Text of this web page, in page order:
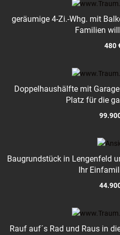
geräumige 4-Zi.-Whg. mit
Familien
480
Doppelhaushälfte mit
Platz für die
Baugrundstück in Lengenfeld
Ihr
Rauf auf´s Rad und Raus in